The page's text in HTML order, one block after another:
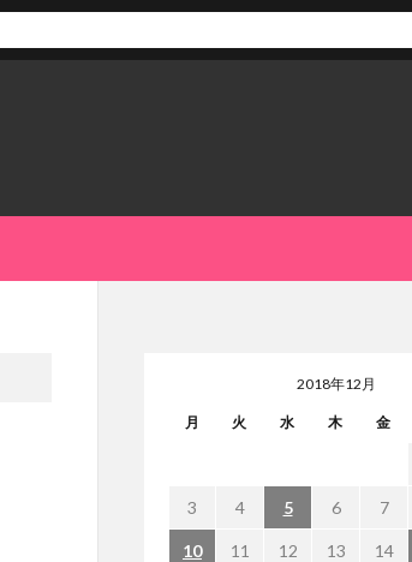
2018年12月
月 火 水 木 金
3 4 5 6 7
10 11 12 13 14